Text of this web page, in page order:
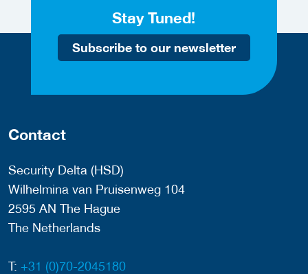
Stay Tuned!
Subscribe to our newsletter
Contact
Security Delta (HSD)
Wilhelmina van Pruisenweg 104
2595 AN The Hague
The Netherlands
T: +31 (0)70-2045180